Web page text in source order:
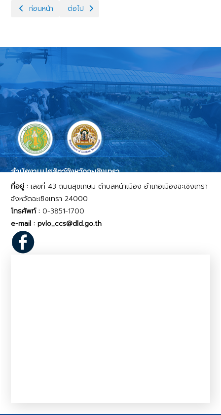
เนื้อหาก่อนหน้า: เลือกซื้อเนื้อสัตว์อย่างไรให้ OK
ก่อนหน้า เนื้อหาถัดไป: รายชื่อสถานที่จำหน่ายเนื้อสัตว์ที่ได้รับ
ต่อไป
สำนักงานปศุสัตว์จังหวัดฉะเชิงเทรา
ที่อยู่ :เลขที่ 43 ถนนสุขเกษม ตำบลหน้าเมือง อำเภอเมืองฉะเชิงเทรา
จังหวัดฉะเชิงเทรา 24000
โทรศัพท์ : 0-3851-1700
e-mail : pvlo_ccs@dld.go.th